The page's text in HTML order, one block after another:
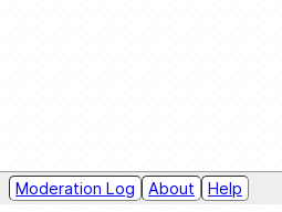
Moderation Log About Help